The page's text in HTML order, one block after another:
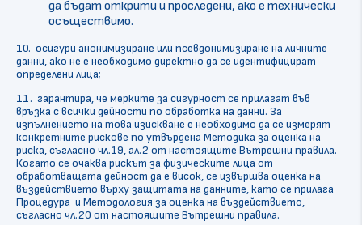
да бъдат открити и проследени, ако е технически
осъществимо.
10. осигури анонимизиране или псевдонимизиране на личните
данни, ако не е необходимо директно да се идентифицират
определени лица;
11. гарантира, че мерките за сигурност се прилагат във
връзка с всички дейности по обработка на данни. За
изпълнението на това изискване е необходимо да се измерят
конкретните рискове по утвърдена Методика за оценка на
риска, съгласно чл.19, ал.2 от настоящите Вътрешни правила.
Когато се очаква рискът за физическите лица от
обработващата дейност да е висок, се извършва оценка на
въздействието върху защитата на данните, като се прилага
Процедура и Методология за оценка на въздействието,
съгласно чл.20 от настоящите Вътрешни правила.